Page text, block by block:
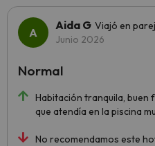
Aida G Viajó en
Junio 2026
Habitación tranquila, buen
que atendía en la piscina
No recomendamos este
Normal